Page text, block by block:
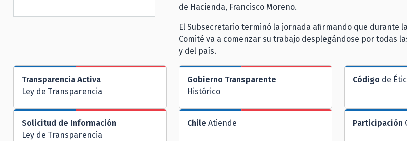
de Hacienda, Francisco Moreno.
El Subsecretario terminó la jornada afirmando que durante
Comité va a comenzar su trabajo desplegándose por todas
y del país.
Transparencia Activa
Ley de Transparencia
Gobierno Transparente
Histórico
Código de
Solicitud de Información
Ley de Transparencia
Chile Atiende Participación